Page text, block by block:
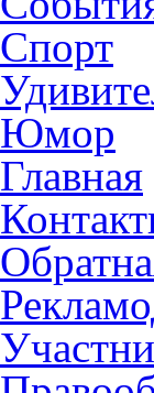
Спорт
Юмор
Главная